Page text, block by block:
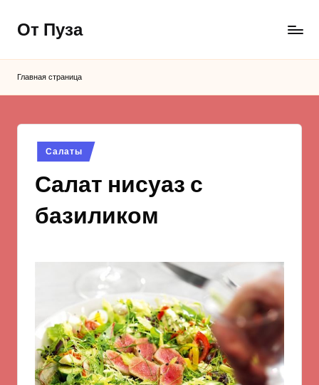
Перейти
содержимому
От Пуза
вкусные
Главная страница
Опубликовано
в
Салаты
Салат нисуаз с
базиликом